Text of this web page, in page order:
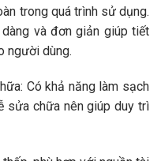
trong quá trình sử dụng.
và đơn giản giúp tiết
người dùng.
Có khả năng làm sạch
sửa chữa nên giúp duy trì